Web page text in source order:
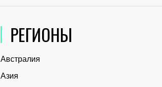
РЕГИОНЫ
Австралия
Азия